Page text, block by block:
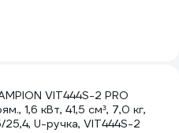
VIT444S-2 PRO
1,6 кВт, 41,5 см³, 7,0 кг,
U-ручка, VIT444S-2